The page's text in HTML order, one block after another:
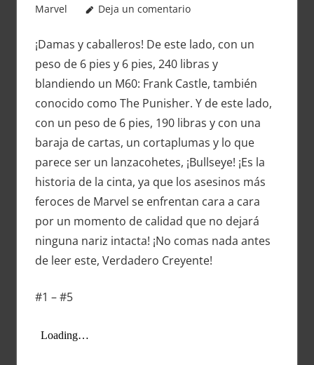
Marvel
Deja un comentario
¡Damas y caballeros! De este lado, con un
peso de 6 pies y 6 pies, 240 libras y
blandiendo un M60: Frank Castle, también
conocido como The Punisher. Y de este lado,
con un peso de 6 pies, 190 libras y con una
baraja de cartas, un cortaplumas y lo que
parece ser un lanzacohetes, ¡Bullseye! ¡Es la
historia de la cinta, ya que los asesinos más
feroces de Marvel se enfrentan cara a cara
por un momento de calidad que no dejará
ninguna nariz intacta! ¡No comas nada antes
de leer este, Verdadero Creyente!
#1 – #5